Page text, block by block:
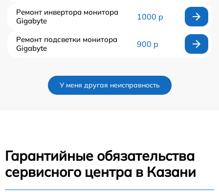
Ремонт инвертора монитора
Gigabyte
1000 р
Ремонт подсветки монитора
Gigabyte
900 р
У меня другая неисправность
Гарантийные обязательства
сервисного центра в Казани